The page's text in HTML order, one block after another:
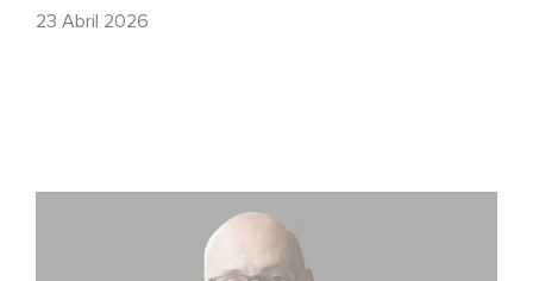
23 Abril 2026
Gaumont USA adquiere OPUS, una investigación sobre
la caída de Banco Popular